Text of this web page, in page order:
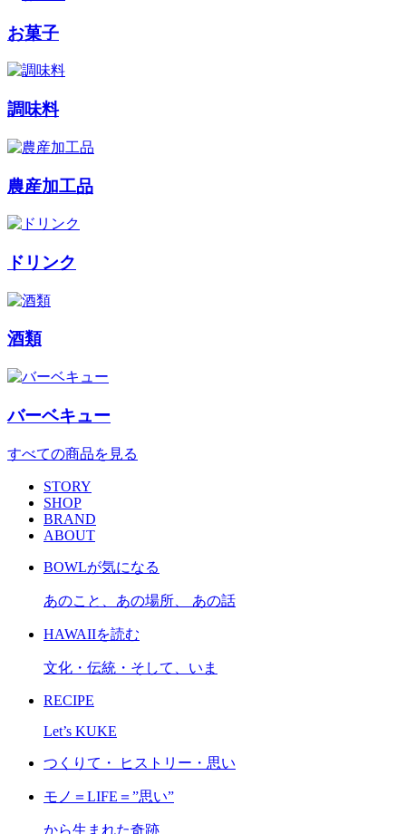
お菓子
調味料
農産加工品
ドリンク
酒類
バーベキュー
すべての商品を見る
STORY
SHOP
BRAND
ABOUT
BOWLが気になる
あのこと、あの場所、 あの話
HAWAIIを読む
文化・伝統・そして、いま
RECIPE
Let’s KUKE
つくりて・ ヒストリー・思い
モノ＝LIFE＝”思い”
から生まれた奇跡